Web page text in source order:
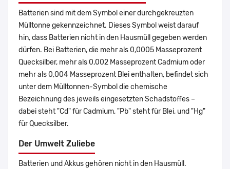
Batterien sind mit dem Symbol einer durchgekreuzten
Mülltonne gekennzeichnet. Dieses Symbol weist darauf
hin, dass Batterien nicht in den Hausmüll gegeben werden
dürfen. Bei Batterien, die mehr als 0,0005 Masseprozent
Quecksilber, mehr als 0,002 Masseprozent Cadmium oder
mehr als 0,004 Masseprozent Blei enthalten, befindet sich
unter dem Mülltonnen-Symbol die chemische
Bezeichnung des jeweils eingesetzten Schadstoffes –
dabei steht "Cd" für Cadmium, "Pb" steht für Blei, und "Hg"
für Quecksilber.
Der Umwelt Zuliebe
Batterien und Akkus gehören nicht in den Hausmüll.